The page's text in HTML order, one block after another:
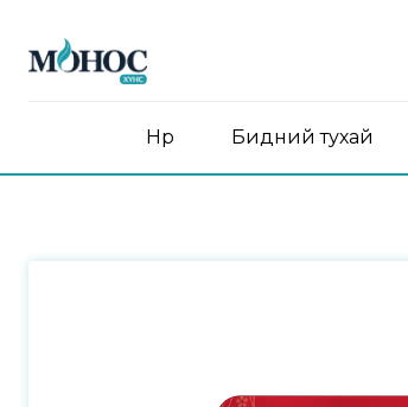
Нүүр Бидний тухай